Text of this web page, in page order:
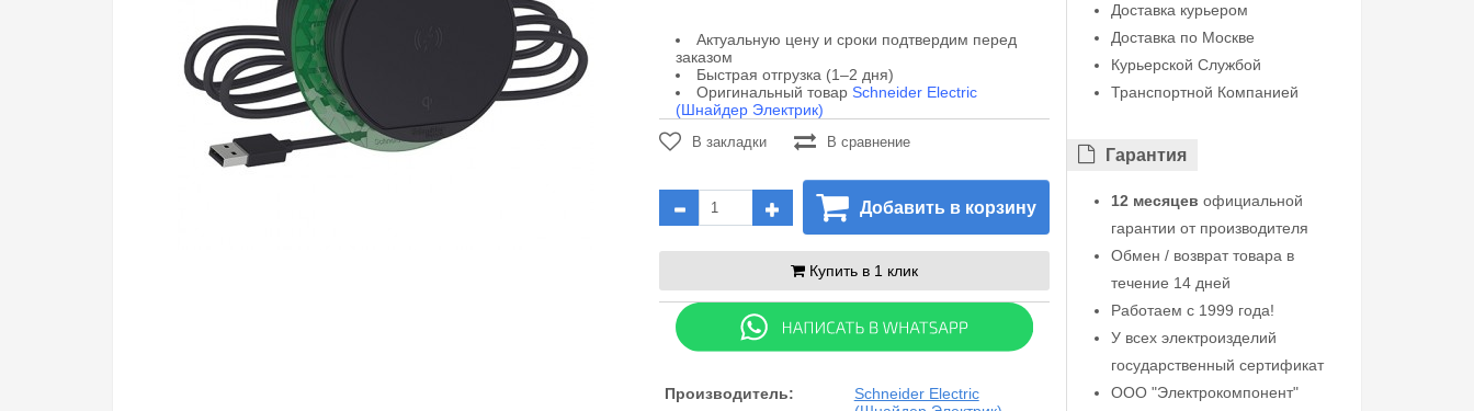
Актуальную цену и сроки подтвердим перед
заказом
Быстрая отгрузка (1–2 дня)
Оригинальный товар Schneider Electric
(Шнайдер Электрик)
В закладки В сравнение
Добавить в корзину
Купить в 1 клик
Производитель:
Schneider Electric
Доставка курьером
Доставка по Москве
Курьерской Службой
Транспортной Компанией
Гарантия
12 месяцев официальной
гарантии от производителя
Обмен / возврат товара в
течение 14 дней
Работаем с 1999 года!
У всех электроизделий
государственный сертификат
ООО "Электрокомпонент"